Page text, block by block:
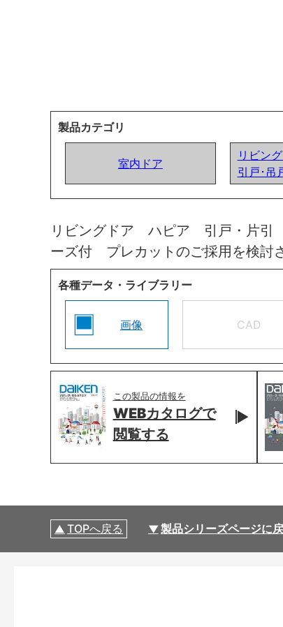
製品カテゴリ
室内ドア
リビン
引戸･吊
リビングドア ハピア 引戸・片
ーズ付 プレカットのご採用を検討
各種データ・ライブラリー
画像 CAD
この製品の情報を
WEBカタログで
閲覧する
TOPへ戻る 製品シリーズページに